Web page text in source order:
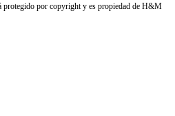
protegido por copyright y es propiedad de H&M